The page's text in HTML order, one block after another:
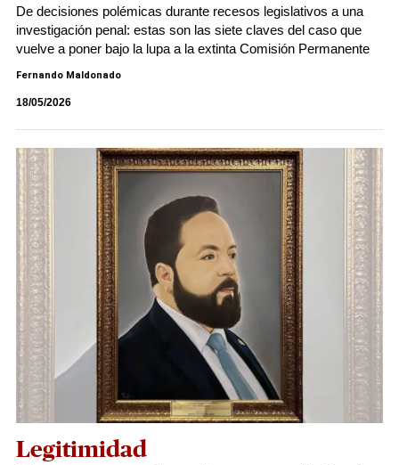
De decisiones polémicas durante recesos legislativos a una
investigación penal: estas son las siete claves del caso que
vuelve a poner bajo la lupa a la extinta Comisión Permanente
Fernando Maldonado
18/05/2026
Legitimidad